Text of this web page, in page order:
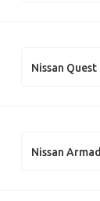
Nissan Quest
Nissan